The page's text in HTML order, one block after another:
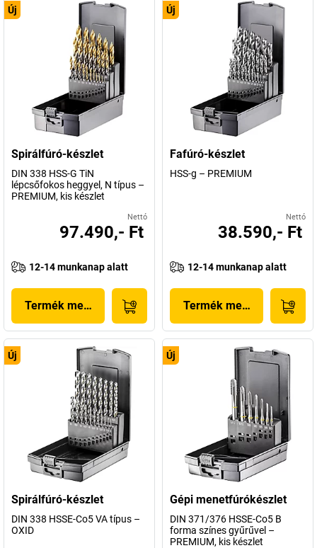
Új
Spirálfúró-készlet
DIN 338 HSS-G TiN
lépcsőfokos heggyel, N típus –
PREMIUM, kis készlet
Nettó
97.490,- Ft
12-14 munkanap alatt
Termék megjelenítése
Új
Fafúró-készlet
HSS-g – PREMIUM
Nettó
38.590,- Ft
12-14 munkanap alatt
Termék megjelenítése
Új
Spirálfúró-készlet
DIN 338 HSSE-Co5 VA típus –
OXID
Új
Gépi menetfúrókészlet
DIN 371/376 HSSE-Co5 B
forma színes gyűrűvel –
PREMIUM, kis készlet